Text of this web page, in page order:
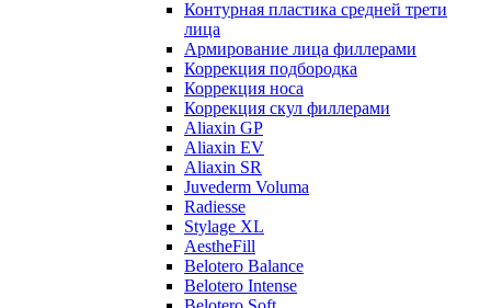
Контурная пластика средней трети
лица
Армирование лица филлерами
Коррекция подбородка
Коррекция носа
Коррекция скул филлерами
Aliaxin GP
Aliaxin EV
Aliaxin SR
Juvederm Voluma
Radiesse
Stylage XL
AestheFill
Belotero Balance
Belotero Intense